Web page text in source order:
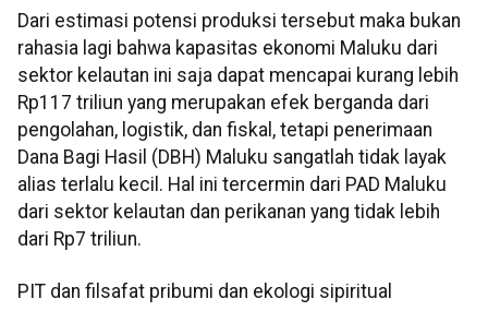
Dari estimasi potensi produksi tersebut maka bukan
rahasia lagi bahwa kapasitas ekonomi Maluku dari
sektor kelautan ini saja dapat mencapai kurang lebih
Rp117 triliun yang merupakan efek berganda dari
pengolahan, logistik, dan fiskal, tetapi penerimaan
Dana Bagi Hasil (DBH) Maluku sangatlah tidak layak
alias terlalu kecil. Hal ini tercermin dari PAD Maluku
dari sektor kelautan dan perikanan yang tidak lebih
dari Rp7 triliun.
PIT dan filsafat pribumi dan ekologi sipiritual